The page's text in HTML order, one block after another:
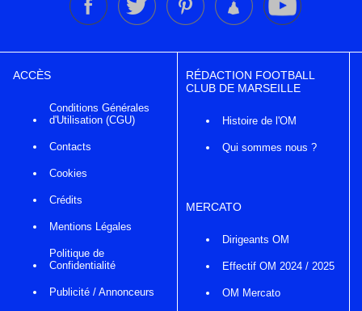
ACCÈS
Conditions Générales
d'Utilisation (CGU)
Contacts
Cookies
Crédits
Mentions Légales
Politique de
Confidentialité
Publicité / Annonceurs
RÉDACTION FOOTBALL
CLUB DE MARSEILLE
Histoire de l'OM
Qui sommes nous ?
MERCATO
Dirigeants OM
Effectif OM 2024 / 2025
OM Mercato